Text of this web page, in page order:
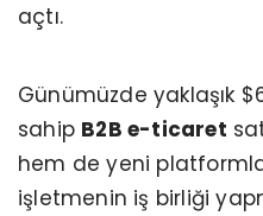
açtı.
Günümüzde yaklaşık
sahip B2B e-ticaret
hem de yeni
işletmenin iş birliği